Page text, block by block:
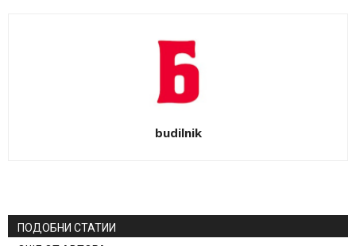
budilnik
ПОДОБНИ СТАТИИ